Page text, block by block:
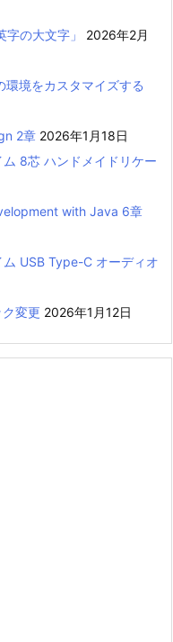
の大文字」
2026年2月
境をカスタマイズする
2章 2026年1月18日
8芯 ハンドメイドリケー
with Java 6章
USB Type-C オーディオ
変更 2026年1月12日